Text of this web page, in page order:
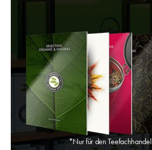
*Nur für den Teefachhandel